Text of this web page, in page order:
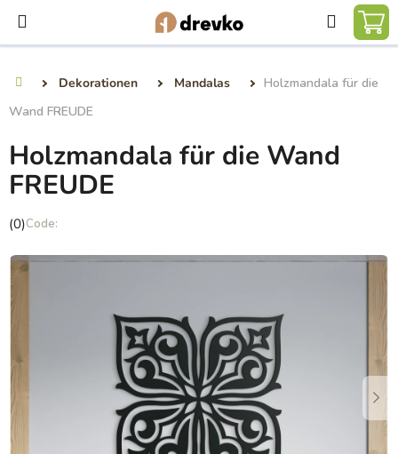
Inhalt
springen
Suchen
Dekorationen Mandalas
Holzmandala für die
Wand FREUDE
Holzmandala für die Wand
FREUDE
Die
Produktbewertung
0,0
(0)